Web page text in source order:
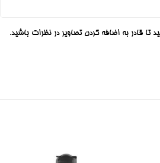
قادر به اضافه کردن تصاویر در نظرات باشید.